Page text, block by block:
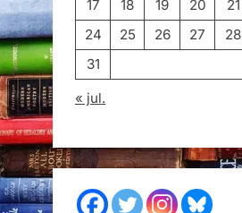
17
18 19 20 21
24
25 26 27 28
31
« jul.